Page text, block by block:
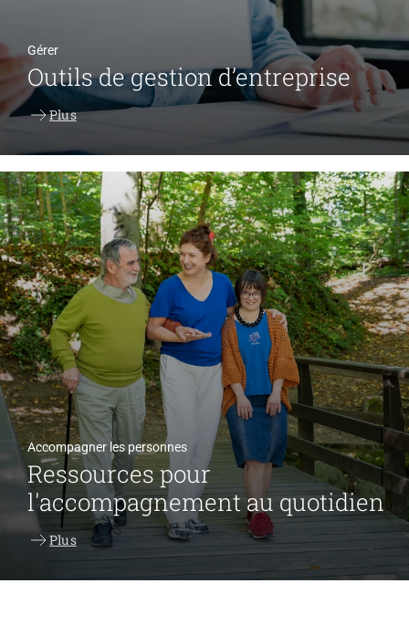
Gérer
Outils de gestion d’entreprise
Plus
Accompagner les personnes
Ressources pour
l'accompagnement au quotidien
Plus